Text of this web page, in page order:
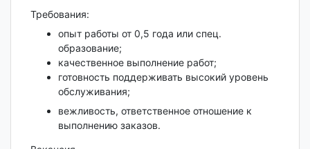
Требования:
опыт работы от 0,5 года или спец.
образование;
качественное выполнение работ;
готовность поддерживать высокий уровень
обслуживания;
вежливость, ответственное отношение к
выполнению заказов.